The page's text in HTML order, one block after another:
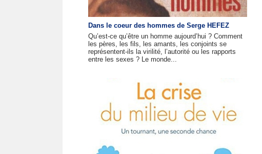
Dans le coeur des hommes de Serge HEFEZ
Qu’est-ce qu’être un homme aujourd’hui ? Comment
les pères, les fils, les amants, les conjoints se
représentent-ils la virilité, l’autorité ou les rapports
entre les sexes ? Le monde...